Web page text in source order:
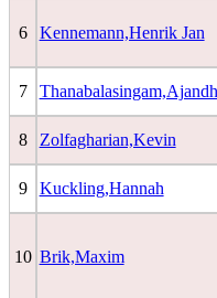
6 Kennemann,Henrik Jan
7
8 Zolfagharian,Kevin
9 Kuckling,Hannah
10 Brik,Maxim